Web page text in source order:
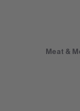
Meat &